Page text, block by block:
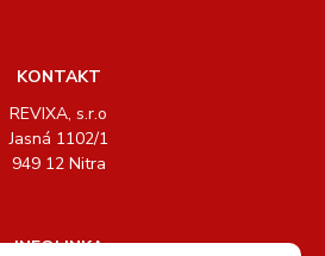
KONTAKT
REVIXA, s.r.o
Jasná 1102/1
949 12 Nitra
INFOLINKA